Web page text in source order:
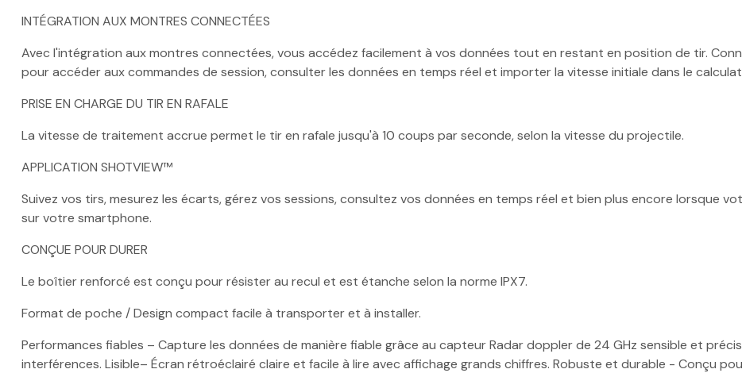
INTÉGRATION AUX MONTRES CONNECTÉES
Avec l'intégration aux montres connectées, vous accédez facilement à vos données tout en restant en position de tir.
pour accéder aux commandes de session, consulter les données en temps réel et importer la vitesse initiale dans le
PRISE EN CHARGE DU TIR EN RAFALE
La vitesse de traitement accrue permet le tir en rafale jusqu'à 10 coups par seconde, selon la vitesse du projectile.
APPLICATION SHOTVIEW™
Suivez vos tirs, mesurez les écarts, gérez vos sessions, consultez vos données en temps réel et bien plus encore lorsque
sur votre smartphone.
CONÇUE POUR DURER
Le boîtier renforcé est conçu pour résister au recul et est étanche selon la norme IPX7.
Format de poche / Design compact facile à transporter et à installer.
Performances fiables – Capture les données de manière fiable grâce au capteur Radar doppler de 24 GHz sensible et
interférences. Lisible– Écran rétroéclairé claire et facile à lire avec affichage grands chiffres. Robuste et durable - Conçu